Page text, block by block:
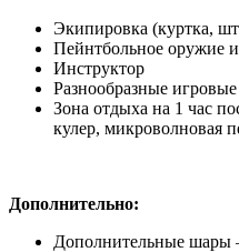
Экипировка (куртка,
Пейнтбольное оружие
Инструктор
Разнообразные
Зона отдыха на 1 час
кулер, микроволновая
Дополнительно:
Дополнительные шары